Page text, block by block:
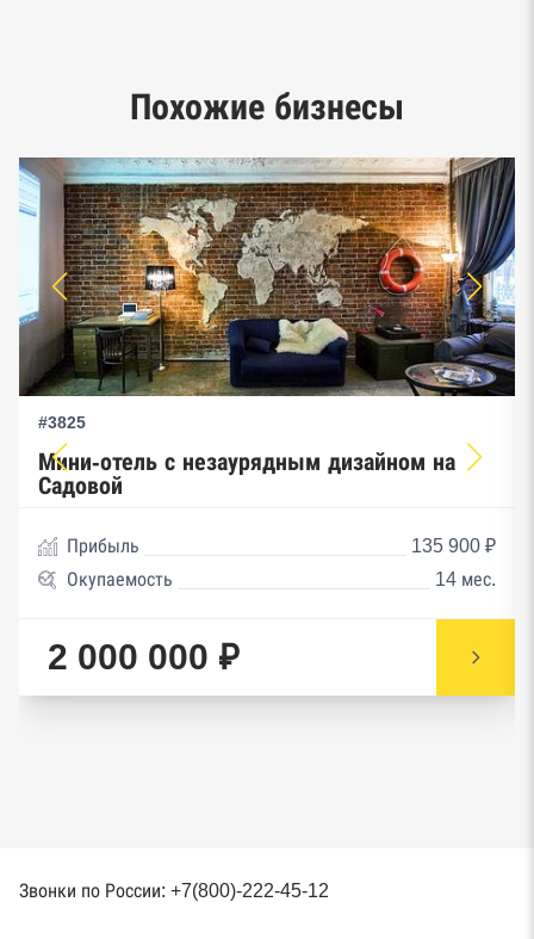
предпринимательства ФНС
Похожие бизнесы
#3825
Мини-отель с незаурядным дизайном на
Садовой
Прибыль
135 900 ₽
Окупаемость
14 мес.
2 000 000 ₽
Звонки по России: +7(800)-222-45-12